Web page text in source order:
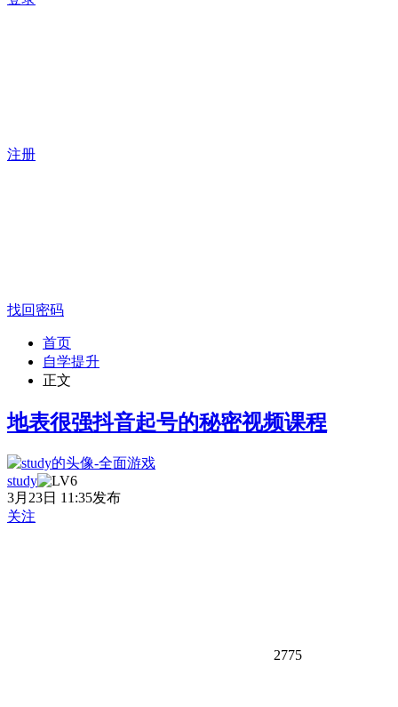
注册
找回密码
首页
自学提升
正文
地表很强抖音起号的秘密视频课程
study
3月23日 11:35发布
关注
2775